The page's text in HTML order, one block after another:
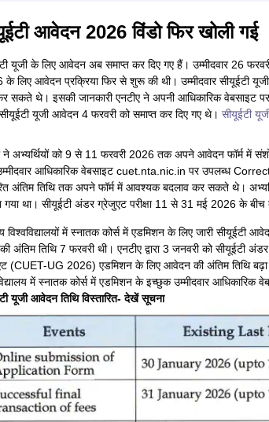
आवेदन 2026 विंडो फिर खोली गई
यूजी के लिए आवेदन अब समाप्त कर दिए गए हैं। उम्मीदवार 26
के लिए आवेदन प्रक्रिया फिर से शुरू की थी। उम्मीदवार सीयूईटी
सकते थे। इसकी जानकारी एनटीए ने अपनी आधिकारिक वेबसाइट पर
यूजी आवेदन 4 फरवरी को समाप्त कर दिए गए थे। सीयूईटी
ने अभ्यर्थियों को 9 से 11 फरवरी 2026 तक अपने आवेदन फॉर्म में
आधिकारिक वेबसाइट cuet.nta.nic.in पर उपलब्ध
अंतिम तिथि तक अपने फॉर्म में आवश्यक बदलाव कर सकते थे।
गया था। सीयूईटी अंडर ग्रेजुएट परीक्षा 11 से 31 मई 2026 के बीच
विश्वविद्यालयों में स्नातक कोर्स में एडमिशन के लिए जारी
अंतिम तिथि 7 फरवरी थी। एनटीए द्वारा 3 जनवरी को सीयूईटी
(CUET-UG 2026) एडमिशन के लिए आवेदन की अंतिम तिथि
में स्नातक कोर्स में एडमिशन के इच्छुक उम्मीदवार
यूजी आवेदन तिथि विस्तारित- देखें सूचना